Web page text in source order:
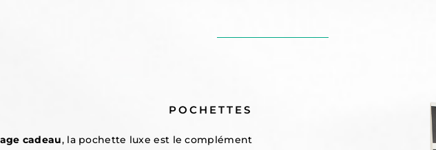
POCHETTES
cadeau, la pochette luxe est le complément